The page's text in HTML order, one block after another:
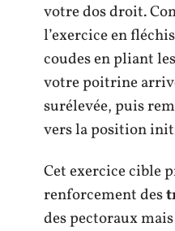
votre dos droit.
l’exercice en
coudes en pliant
votre poitrine
surélevée, puis
vers la position
Cet exercice cible
renforcement des
des pectoraux